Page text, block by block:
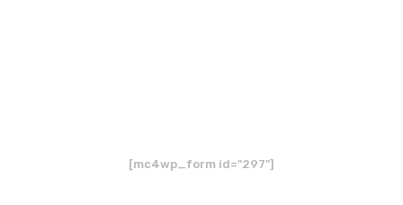
[mc4wp_form id="297"]